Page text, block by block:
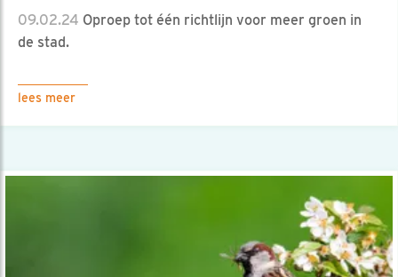
09.02.24 Oproep tot één richtlijn voor meer groen in
de stad.
lees meer